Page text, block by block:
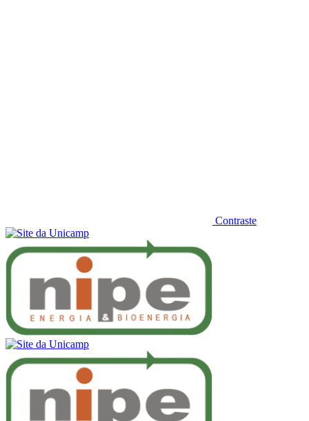
Contraste